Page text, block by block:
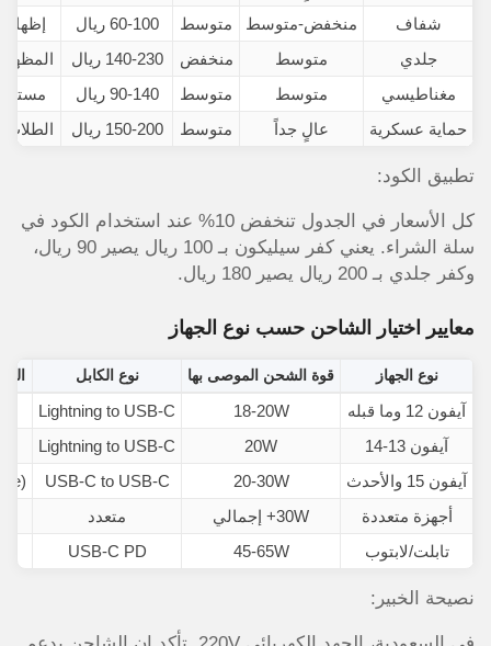
شفاف
منخفض-متوسط متوسط 60-100 ريال
إظهار
جلدي
متوسط منخفض 140-230 ريال
المظهر
مغناطيسي
متوسط متوسط 90-140 ريال
حماية عسكرية
عالٍ جداً متوسط 150-200 ريال الطلاب
تطبيق الكود:
كل الأسعار في الجدول تنخفض 10% عند استخدام الكود في
سلة الشراء. يعني كفر سيليكون بـ 100 ريال يصير 90 ريال،
وكفر جلدي بـ 200 ريال يصير 180 ريال.
معايير اختيار الشاحن حسب نوع الجهاز
نوع الجهاز قوة الشحن الموصى بها نوع الكابل
آيفون 12 وما قبله 18-20W
Lightning to USB-C
آيفون 13-14
20W
Lightning to USB-C
آيفون 15 والأحدث
20-30W
USB-C to USB-C
أجهزة متعددة
30W+ إجمالي متعدد
تابلت/لابتوب
45-65W
USB-C PD
نصيحة الخبير: